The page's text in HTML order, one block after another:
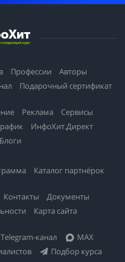
Профессии
Авторы
Подарочный сертификат
Реклама
Сервисы
ИнфоХит.Директ
Каталог партнёрок
Контакты
Документы
Карта сайта
Telegram-канал
MAX
Подбор курса